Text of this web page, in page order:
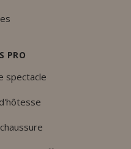
PRO
spectacle